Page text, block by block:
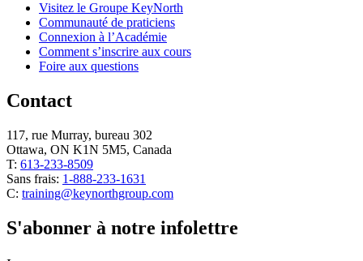
Visitez le Groupe KeyNorth
Communauté de praticiens
Connexion à l’Académie
Comment s’inscrire aux cours
Foire aux questions
Contact
117, rue Murray, bureau 302
Ottawa, ON K1N 5M5, Canada
T: 613-233-8509
Sans frais: 1-888-233-1631
C: training@keynorthgroup.com
S'abonner à notre infolettre